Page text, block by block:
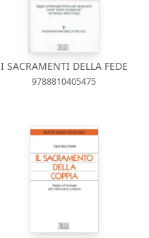
I SACRAMENTI DELLA FEDE
9788810405475